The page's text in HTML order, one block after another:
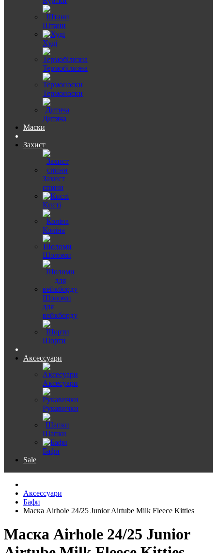
Штани
Худі
Термобілизна
Термоноски
Дитяча
Маски
Захист
Захист
спини
Кисті
Коліна
Шоломи
Шоломи
для
вейкборду
Шорти
Аксессуари
Аксесуари
Рукавички
Шапки
Бафи
Sale
Аксессуари
Бафи
Маска Airhole 24/25 Junior Airtube Milk Fleece Kitties
Маска Airhole 24/25 Junior